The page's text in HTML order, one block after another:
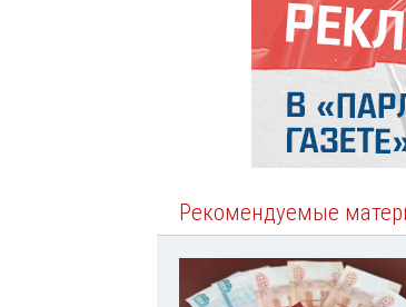
Рекомендуемые